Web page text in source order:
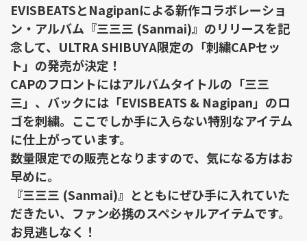
EVISBEATSとNagipanによる新作コラボレーショ
ン・アルバム『三三三 (Sanmai)』のリリースを記
念して、ULTRA SHIBUYA限定の「刺繍CAPセッ
ト」の発売が決定！
CAPのフロントにはアルバムタイトルの「三三
三」、バックには「EVISBEATS & Nagipan」のロ
ゴを刺繍。ここでしか手に入らない特別なアイテム
に仕上がっています。
数量限定での販売となりますので、気になる方はお
早めに。
『三三三 (Sanmai)』とともにぜひ手に入れていた
だきたい、ファン必携のスペシャルアイテムです。
お見逃しなく！